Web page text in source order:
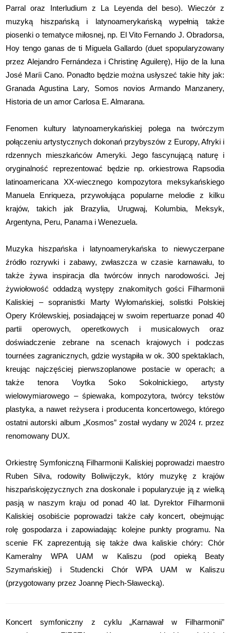
Parral oraz Interludium z La Leyenda del beso). Wieczór z
muzyką hiszpańską i latynoamerykańską wypełnią także
piosenki o tematyce miłosnej, np. El Vito Fernando J. Obradorsa,
Hoy tengo ganas de ti Miguela Gallardo (duet spopularyzowany
przez Alejandro Fernándeza i Christinę Aguilerę), Hijo de la luna
José Maríi Cano. Ponadto będzie można usłyszeć takie hity jak:
Granada Agustina Lary, Somos novios Armando Manzanery,
Historia de un amor Carlosa E. Almarana.
Fenomen kultury latynoamerykańskiej polega na twórczym
połączeniu artystycznych dokonań przybyszów z Europy, Afryki i
rdzennych mieszkańców Ameryki. Jego fascynującą naturę i
oryginalność reprezentować będzie np. orkiestrowa Rapsodia
latinoamericana XX-wiecznego kompozytora meksykańskiego
Manuela Enriqueza, przywołująca popularne melodie z kilku
krajów, takich jak Brazylia, Urugwaj, Kolumbia, Meksyk,
Argentyna, Peru, Panama i Wenezuela.
Muzyka hiszpańska i latynoamerykańska to niewyczerpane
źródło rozrywki i zabawy, zwłaszcza w czasie karnawału, to
także żywa inspiracja dla twórców innych narodowości. Jej
żywiołowość oddadzą występy znakomitych gości Filharmonii
Kaliskiej – sopranistki Marty Wyłomańskiej, solistki Polskiej
Opery Królewskiej, posiadającej w swoim repertuarze ponad 40
partii operowych, operetkowych i musicalowych oraz
doświadczenie zebrane na scenach krajowych i podczas
tournées zagranicznych, gdzie wystąpiła w ok. 300 spektaklach,
kreując najczęściej pierwszoplanowe postacie w operach; a
także tenora Voytka Soko Sokolnickiego, artysty
wielowymiarowego – śpiewaka, kompozytora, twórcy tekstów
plastyka, a nawet reżysera i producenta koncertowego, którego
ostatni autorski album „Kosmos” został wydany w 2024 r. przez
renomowany DUX.
Orkiestrę Symfoniczną Filharmonii Kaliskiej poprowadzi maestro
Ruben Silva, rodowity Boliwijczyk, który muzykę z krajów
hiszpańskojęzycznych zna doskonale i popularyzuje ją z wielką
pasją w naszym kraju od ponad 40 lat. Dyrektor Filharmonii
Kaliskiej osobiście poprowadzi także cały koncert, obejmując
rolę gospodarza i zapowiadając kolejne punkty programu. Na
scenie FK zaprezentują się także dwa kaliskie chóry: Chór
Kameralny WPA UAM w Kaliszu (pod opieką Beaty
Szymańskiej) i Studencki Chór WPA UAM w Kaliszu
(przygotowany przez Joannę Piech-Sławecką).
Koncert symfoniczny z cyklu „Karnawał w Filharmonii”